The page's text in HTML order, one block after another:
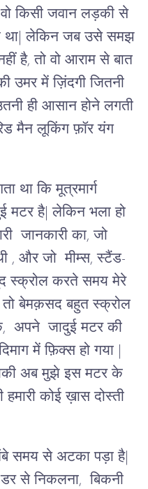
किसी जवान लड़की से
था| लेकिन जब उसे समझ
है, तो वो आराम से बात
उमर में ज़िंदगी जितनी
ही आसान होने लगती
मैन लूकिंग फ़ॉर यंग
था कि मूत्रमार्ग
मटर है| लेकिन भला हो
जानकारी का, जो
, और जो मीम्स, स्टैंड-
स्क्रोल करते समय मेरे
बेमक़सद बहुत स्क्रोल
अपने जादुई मटर की
में फ़िक्स हो गया |
अब मुझे इस मटर के
कोई ख़ास दोस्ती
समय से अटका पड़ा है|
से निकलना, बिकनी